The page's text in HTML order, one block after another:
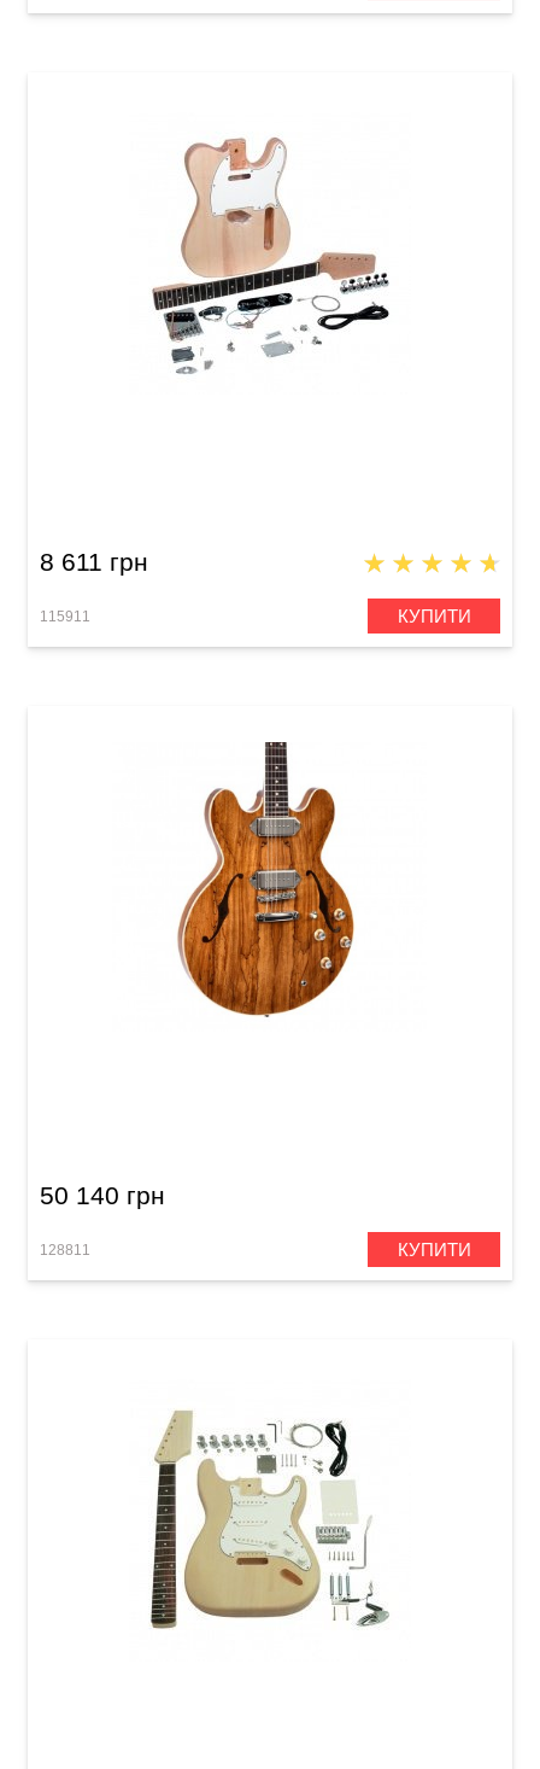
8 611 грн
115911 КУПИТИ
50 140 грн
128811 КУПИТИ